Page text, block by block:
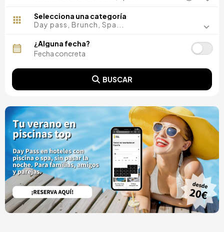
Málaga, España
Costa del Sol, España
Tarragona, España
Tenerife, España
Alicante, España
Sevilla, España
Pontevedra, España
Lisboa, Portugal
Menorca, España
Girona, España
Gran Canaria, España
Roma, Italia
Valencia, España
Granada, España
Oporto, Portugal
Punta Cana, República Dominicana
Cáceres, España
Asturias, España
Selecciona una categoría
Day pass, Brunch, Spa...
¿Alguna fecha?
BUSCAR